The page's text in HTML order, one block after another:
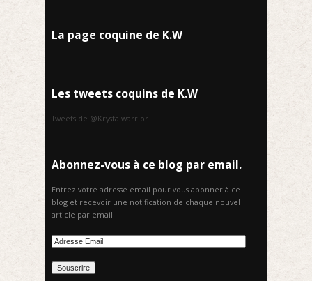
La page coquine de K.W
Les tweets coquins de K.W
Tweets de @Krystalwarrior
Abonnez-vous à ce blog par email.
Entrez votre adresse email pour vous abonner à ce
blog et recevoir une notification de chaque nouvel
article par email.